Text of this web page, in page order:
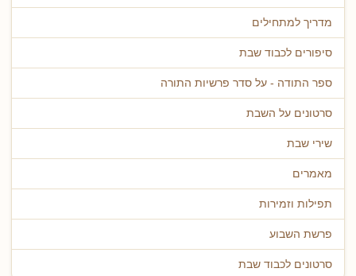
מדריך למתחילים
סיפורים לכבוד שבת
ספר התודה - על סדר פרשיות התורה
סרטונים על השבת
שירי שבת
מאמרים
תפילות וזמירות
פרשת השבוע
סרטונים לכבוד שבת